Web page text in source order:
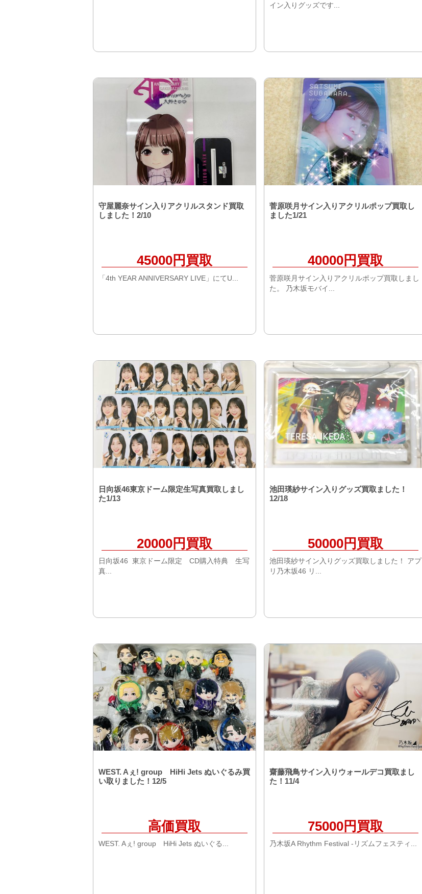
イン入りグッズです...
守屋麗奈サイン入りアクリルスタンド買取
しました！2/10
45000円買取
「4th YEAR ANNIVERSARY LIVE」にてU...
菅原咲月サイン入りアクリルポップ買取し
ました1/21
40000円買取
菅原咲月サイン入りアクリルポップ買取しまし
た。 乃木坂モバイ...
日向坂46東京ドーム限定生写真買取しまし
た1/13
20000円買取
日向坂46 東京ドーム限定 CD購入特典 生写
真...
池田瑛紗サイン入りグッズ買取ました！
12/18
50000円買取
池田瑛紗サイン入りグッズ買取しました！ アプ
リ乃木坂46 リ...
WEST. Aぇ! group HiHi Jets ぬいぐるみ買
い取りました！12/5
高価買取
WEST. Aぇ! group HiHi Jets ぬいぐる...
齋藤飛鳥サイン入りウォールデコ買取まし
た！11/4
75000円買取
乃木坂A Rhythm Festival -リズムフェスティ...